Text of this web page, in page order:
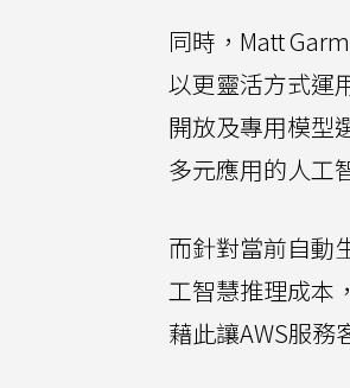
同時，Matt
以更靈活方式運
開放及專用模型
多元應用的人工
而針對當前自動
工智慧推理成本
藉此讓AWS服務